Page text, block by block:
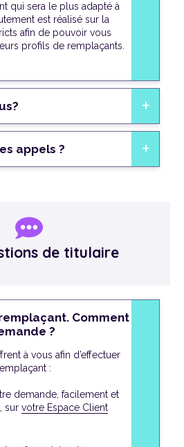
qui sera le plus adapté à
est réalisé sur la
afin de pouvoir vous
profils de remplaçants.
appels ?
de titulaire
remplaçant. Comment
?
à vous afin d’effectuer
:
demande, facilement et
sur votre Espace Client